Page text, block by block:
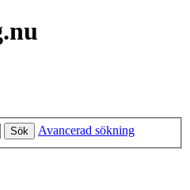
Sök Avancerad sökning